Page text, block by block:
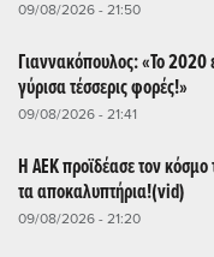
09/08/2026 - 21:50
Γιαννακόπουλος: «Το
γύρισα τέσσερις φορές!»
09/08/2026 - 21:41
Η ΑΕΚ προϊδέασε τον κόσμο
τα αποκαλυπτήρια!(vid)
09/08/2026 - 21:20